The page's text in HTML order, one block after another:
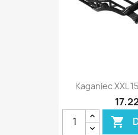
Kaganiec XXL
